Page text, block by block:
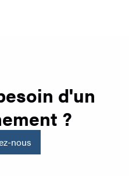
d'un
?
nous